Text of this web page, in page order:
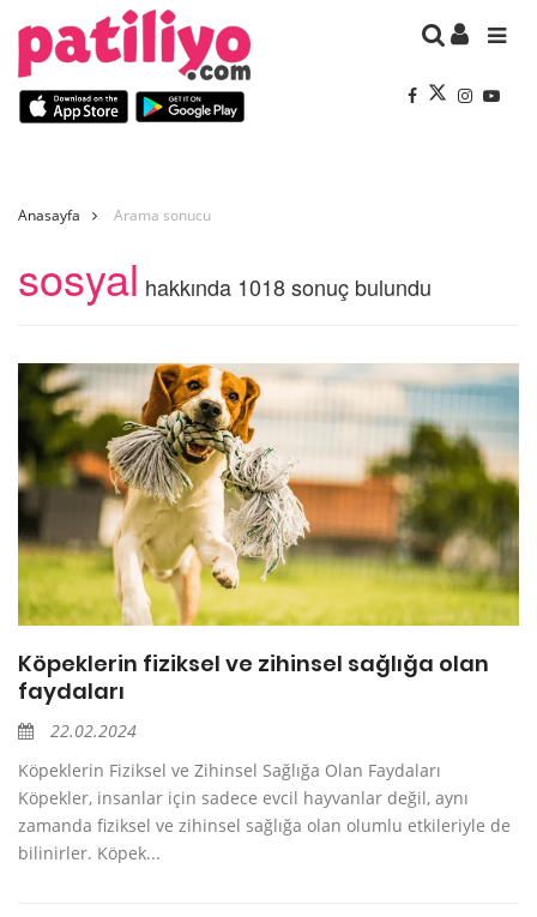
Anasayfa Arama sonucu
sosyal hakkında 1018 sonuç bulundu
Köpeklerin fiziksel ve zihinsel sağlığa olan
faydaları
22.02.2024
Köpeklerin Fiziksel ve Zihinsel Sağlığa Olan Faydaları
Köpekler, insanlar için sadece evcil hayvanlar değil, aynı
zamanda fiziksel ve zihinsel sağlığa olan olumlu etkileriyle de
bilinirler. Köpek...